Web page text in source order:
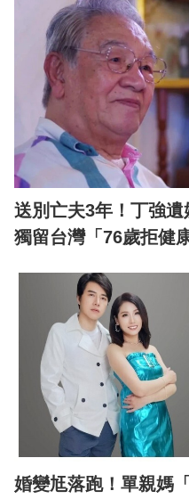
送別亡夫3年！丁強
獨留台灣「76歲拒健
婚變尪落跑！單親媽